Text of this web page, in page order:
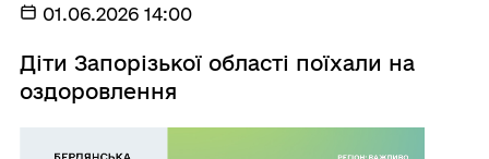
01.06.2026 14:00
Діти Запорізької області поїхали на
оздоровлення